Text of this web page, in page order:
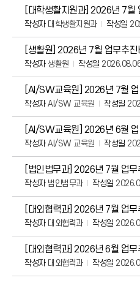
[대학생활지원과] 2026년 7월
작성자대학생활지원과 작성일
[생활원] 2026년 7월 업무추진
작성자생활원 작성일
[AI/SW교육원] 2026년 7월
작성자AI/SW 교육원 작성일
[AI/SW교육원] 2026년 6월
작성자AI/SW 교육원 작성일
[법인법무과] 2026년 7월 업무
작성자법인법무과 작성일
[대외협력과] 2026년 7월 업
작성자대외협력과 작성일
[대외협력과] 2026년 6월 업
작성자대외협력과 작성일